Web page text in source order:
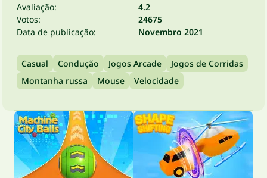
Avaliação:
4.2
Votos:
24675
Data de publicação:
Novembro 2021
Casual Condução Jogos Arcade
Jogos de Corridas
Montanha russa
Mouse Velocidade